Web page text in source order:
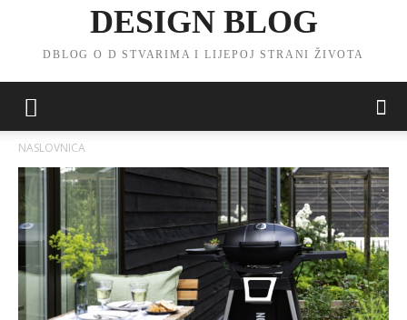
DESIGN BLOG
DBLOG O D STVARIMA I LIJEPOJ STRANI ŽIVOTA
NASLOVNICA